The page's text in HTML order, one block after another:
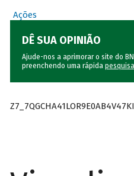
Ações
DÊ SUA OPINIÃO
Ajude-nos a aprimorar o site do
preenchendo uma rápida pesquisa